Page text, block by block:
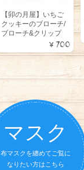
【卯の月屋】いちご
クッキーのブローチ/
ブローチ&クリップ
¥700
マスク
布マスクを纏めてご覧に
なりたい方はこちら